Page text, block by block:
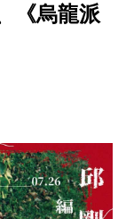
《烏龍派